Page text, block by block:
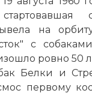
на
с
ровно 50
Белки и
первому